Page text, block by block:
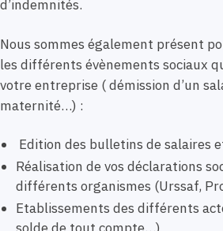
d’indemnités.
Nous sommes également présent
les différents évènements sociaux
votre entreprise ( démission d’un
maternité…) :
Edition des bulletins de salaires
Réalisation de vos déclarations
différents organismes (Urssaf,
Etablissements des différents